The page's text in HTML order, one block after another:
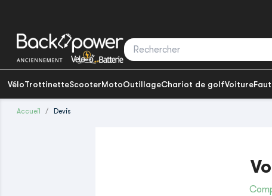
VéloTrottinetteScooterMotoOutillageChariot de golfVoiture
Accueil Devis